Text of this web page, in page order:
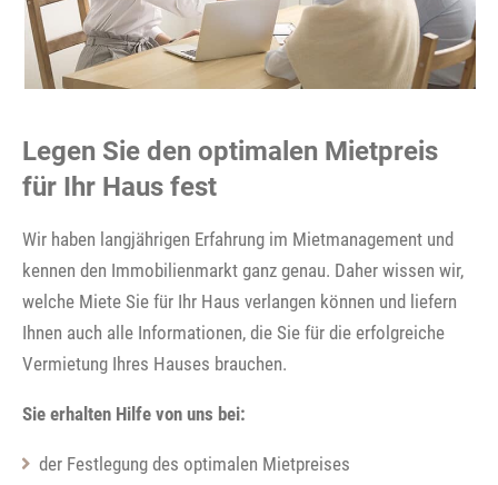
Legen Sie den optimalen Mietpreis
für Ihr Haus fest
Wir haben langjährigen Erfahrung im Mietmanagement und
kennen den Immobilienmarkt ganz genau. Daher wissen wir,
welche Miete Sie für Ihr Haus verlangen können und liefern
Ihnen auch alle Informationen, die Sie für die erfolgreiche
Vermietung Ihres Hauses brauchen.
Sie erhalten Hilfe von uns bei:
der Festlegung des optimalen Mietpreises